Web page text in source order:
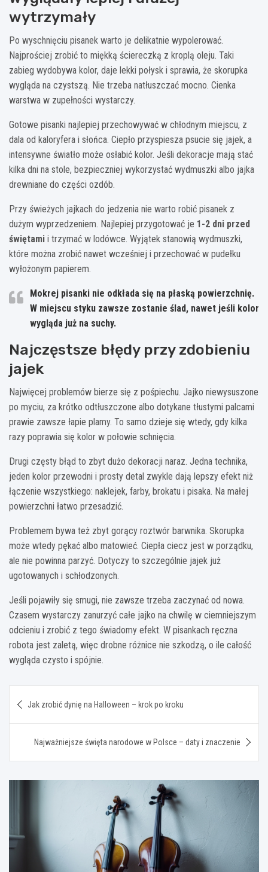
wytrzymały
Po wyschnięciu pisanek warto je delikatnie wypolerować.
Najprościej zrobić to miękką ściereczką z kroplą oleju. Taki
zabieg wydobywa kolor, daje lekki połysk i sprawia, że skorupka
wygląda na czystszą. Nie trzeba natłuszczać mocno. Cienka
warstwa w zupełności wystarczy.
Gotowe pisanki najlepiej przechowywać w chłodnym miejscu, z
dala od kaloryfera i słońca. Ciepło przyspiesza psucie się jajek, a
intensywne światło może osłabić kolor. Jeśli dekoracje mają stać
kilka dni na stole, bezpieczniej wykorzystać wydmuszki albo jajka
drewniane do części ozdób.
Przy świeżych jajkach do jedzenia nie warto robić pisanek z
dużym wyprzedzeniem. Najlepiej przygotować je 1-2 dni przed
świętami i trzymać w lodówce. Wyjątek stanowią wydmuszki,
które można zrobić nawet wcześniej i przechować w pudełku
wyłożonym papierem.
Mokrej pisanki nie odkłada się na płaską powierzchnię.
W miejscu styku zawsze zostanie ślad, nawet jeśli kolor
wygląda już na suchy.
Najczęstsze błędy przy zdobieniu
jajek
Najwięcej problemów bierze się z pośpiechu. Jajko niewysuszone
po myciu, za krótko odtłuszczone albo dotykane tłustymi palcami
prawie zawsze łapie plamy. To samo dzieje się wtedy, gdy kilka
razy poprawia się kolor w połowie schnięcia.
Drugi częsty błąd to zbyt dużo dekoracji naraz. Jedna technika,
jeden kolor przewodni i prosty detal zwykle dają lepszy efekt niż
łączenie wszystkiego: naklejek, farby, brokatu i pisaka. Na małej
powierzchni łatwo przesadzić.
Problemem bywa też zbyt gorący roztwór barwnika. Skorupka
może wtedy pękać albo matowieć. Ciepła ciecz jest w porządku,
ale nie powinna parzyć. Dotyczy to szczególnie jajek już
ugotowanych i schłodzonych.
Jeśli pojawiły się smugi, nie zawsze trzeba zaczynać od nowa.
Czasem wystarczy zanurzyć całe jajko na chwilę w ciemniejszym
odcieniu i zrobić z tego świadomy efekt. W pisankach ręczna
robota jest zaletą, więc drobne różnice nie szkodzą, o ile całość
wygląda czysto i spójnie.
wpisu
Jak zrobić dynię na Halloween – krok po kroku
Najważniejsze święta narodowe w Polsce – daty i znaczenie